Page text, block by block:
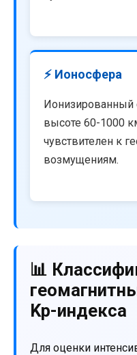
⚡ Ионосфера
Ионизированный
высоте 60-1000
чувствителен к
возмущениям.
📊
Kp-индекса
Для оценки